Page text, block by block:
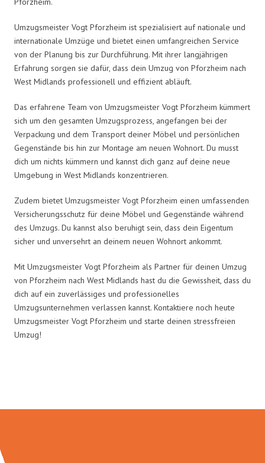
Umzugsmeister Vogt Pforzheim ist spezialisiert auf nationale und
internationale Umzüge und bietet einen umfangreichen Service
von der Planung bis zur Durchführung. Mit ihrer langjährigen
Erfahrung sorgen sie dafür, dass dein Umzug von Pforzheim nach
West Midlands professionell und effizient abläuft.
Das erfahrene Team von Umzugsmeister Vogt Pforzheim kümmert
sich um den gesamten Umzugsprozess, angefangen bei der
Verpackung und dem Transport deiner Möbel und persönlichen
Gegenstände bis hin zur Montage am neuen Wohnort. Du musst
dich um nichts kümmern und kannst dich ganz auf deine neue
Umgebung in West Midlands konzentrieren.
Zudem bietet Umzugsmeister Vogt Pforzheim einen umfassenden
Versicherungsschutz für deine Möbel und Gegenstände während
des Umzugs. Du kannst also beruhigt sein, dass dein Eigentum
sicher und unversehrt an deinem neuen Wohnort ankommt.
Mit Umzugsmeister Vogt Pforzheim als Partner für deinen Umzug
von Pforzheim nach West Midlands hast du die Gewissheit, dass du
dich auf ein zuverlässiges und professionelles
Umzugsunternehmen verlassen kannst. Kontaktiere noch heute
Umzugsmeister Vogt Pforzheim und starte deinen stressfreien
Umzug!